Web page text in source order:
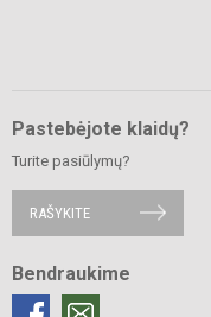
Pastebėjote klaidų?
Turite pasiūlymų?
RAŠYKITE
Bendraukime